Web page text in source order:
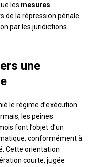
les mesures
de la répression pénale
par les juridictions.
une
le régime d’exécution
les peines
font l’objet d’un
conformément à
Cette orientation
courte, jugée